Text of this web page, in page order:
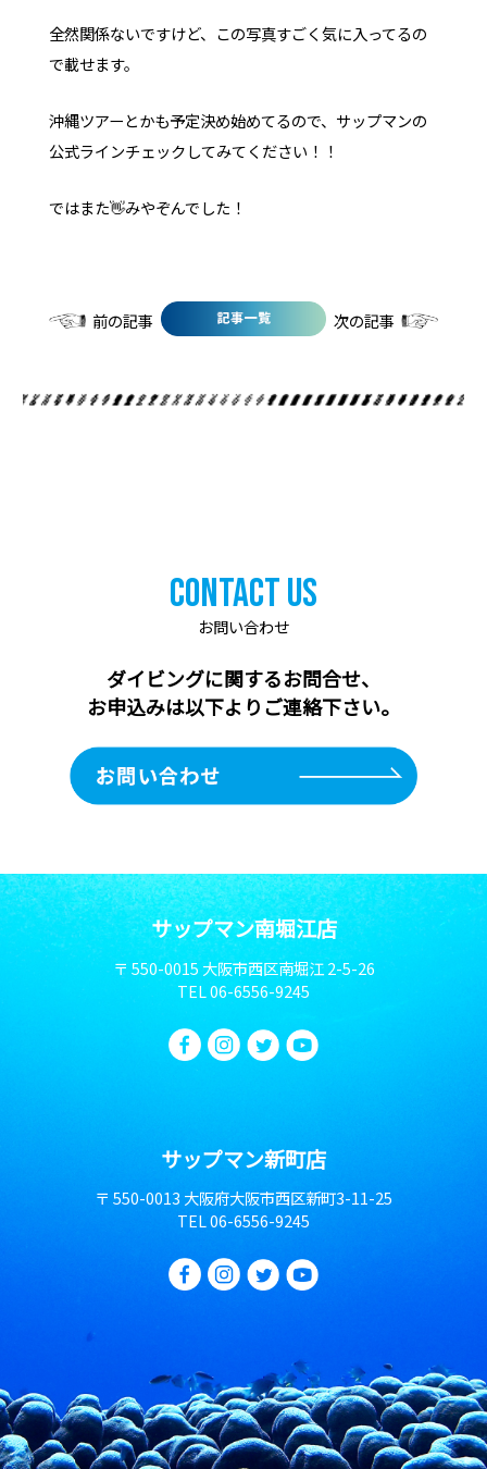
全然関係ないですけど、この写真すごく気に入ってるの
で載せます。
沖縄ツアーとかも予定決め始めてるので、サップマンの
公式ラインチェックしてみてください！！
ではまた👋みやぞんでした！
前の記事 次の記事
Contact Us
お問い合わせ
ダイビングに関するお問合せ、
お申込みは以下よりご連絡下さい。
サップマン南堀江店
〒 550-0015 大阪市西区南堀江 2-5-26
TEL06-6556-9245
サップマン新町店
〒 550-0013 大阪府大阪市西区新町3-11-25
TEL06-6556-9245